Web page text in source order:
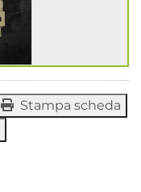
Stampa scheda